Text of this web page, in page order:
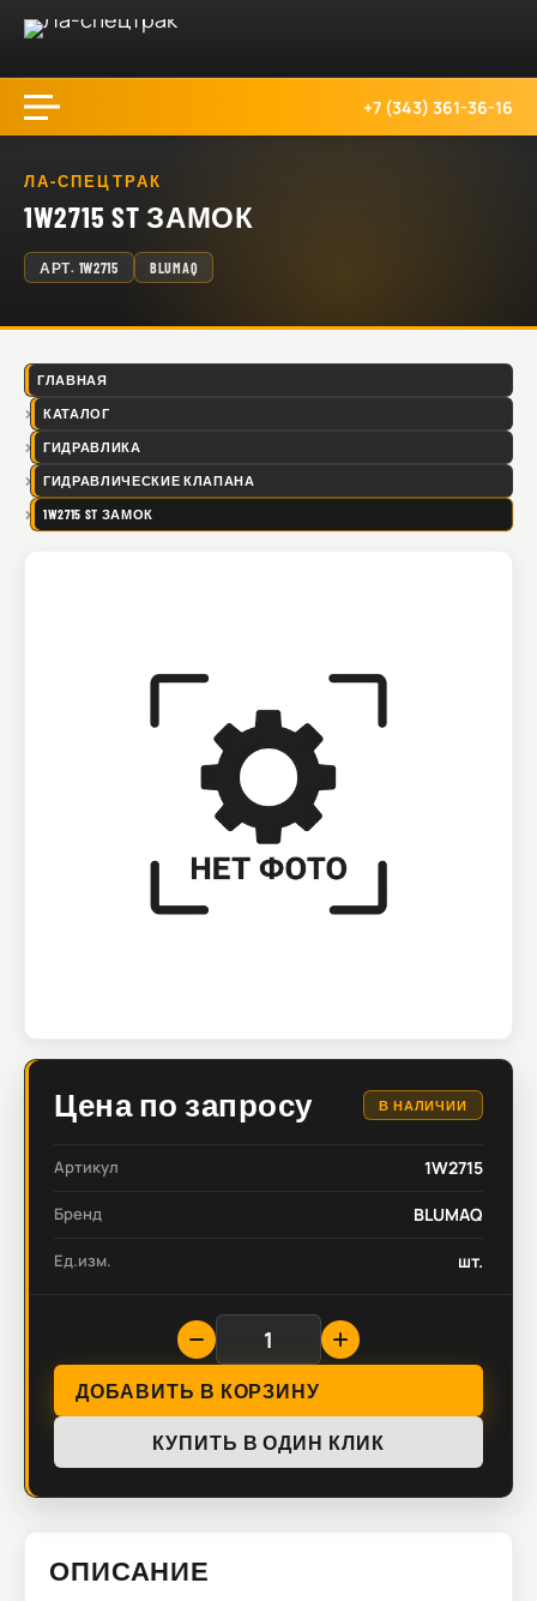
+7 (343) 361-36-16
ЛА-СПЕЦТРАК
1W2715 ST ЗАМОК
АРТ. 1W2715 BLUMAQ
ГЛАВНАЯ
КАТАЛОГ
ГИДРАВЛИКА
ГИДРАВЛИЧЕСКИЕ КЛАПАНА
1W2715 ST ЗАМОК
Цена по запросу В НАЛИЧИИ
Артикул 1W2715
Бренд BLUMAQ
Ед.изм. шт.
ДОБАВИТЬ В КОРЗИНУ
КУПИТЬ В ОДИН КЛИК
ОПИСАНИЕ